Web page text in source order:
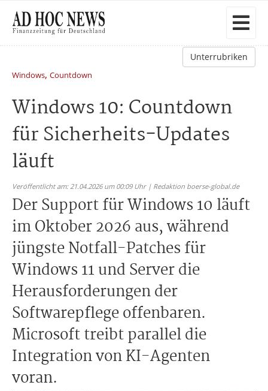
Unterrubriken
Windows, Countdown
Windows 10: Countdown
für Sicherheits-Updates
läuft
Veröffentlicht am: 21.04.2026 um 00:09 Uhr | Redaktion boerse-global.de
Der Support für Windows 10 läuft
im Oktober 2026 aus, während
jüngste Notfall-Patches für
Windows 11 und Server die
Herausforderungen der
Softwarepflege offenbaren.
Microsoft treibt parallel die
Integration von KI-Agenten
voran.